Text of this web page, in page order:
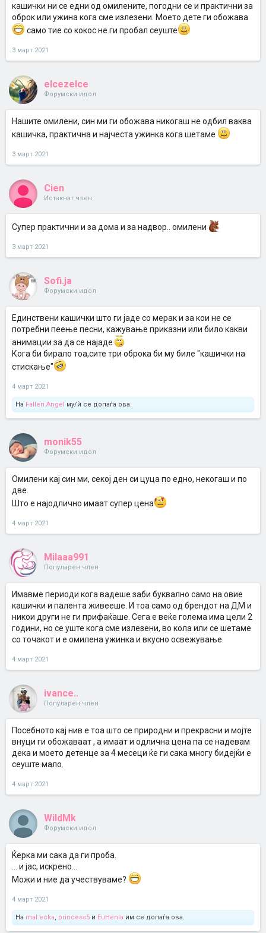
кашички ни се едни од омилените, погодни се и практични за
оброк или ужина кога сме излезени. Моето дете ги обожава
само тие со кокос не ги пробал сеуште
3 март 2021
elcezelce
Форумски идол
Нашите омилени, син ми ги обожава никогаш не одбил ваква
кашичка, практична и најчеста ужинка кога шетаме
3 март 2021
Cien
Истакнат член
Супер практични и за дома и за надвор.. омилени
3 март 2021
Sofi.ja
Форумски идол
Единствени кашички што ги јаде со мерак и за кои не се
потребни пеење песни, кажување приказни или било какви
анимации за да се најаде
Кога би бирало тоа,сите три оброка би му биле "кашички на
стискање"
4 март 2021
На Fallen.Angel му/ѝ се допаѓа ова.
monik55
Форумски идол
Омилени кај син ми, секој ден си цуца по едно, некогаш и по
две.
Што е најодлично имаат супер цена
4 март 2021
Milaаа991
Популарен член
Имавме периоди кога вадеше заби буквално само на овие
кашички и палента живееше. И тоа само од брендот на ДМ и
никои други не ги прифаќаше. Сега е веќе голема има цели 2
години, но се уште кога сме излезени, во кола или се шетаме
со точакот и е омилена ужинка и вкусно освежување.
4 март 2021
ivance..
Популарен член
Посебното кај нив е тоа што се природни и прекрасни и мојте
внуци ги обожаваат , а имаат и одлична цена па се надевам
дека и моето детенце за 4 месеци ќе ги сака многу бидејќи е
сеуште мало.
4 март 2021
WildMk
Форумски идол
Ќерка ми сака да ги проба.
... и јас, искрено...
Можи и ние да учествуваме?
4 март 2021
На mal.ecka, princess5 и EuHenIa им се допаѓа ова.